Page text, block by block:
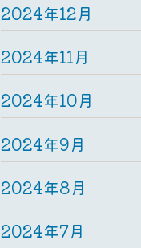
2024年12月
2024年11月
2024年10月
2024年9月
2024年8月
2024年7月